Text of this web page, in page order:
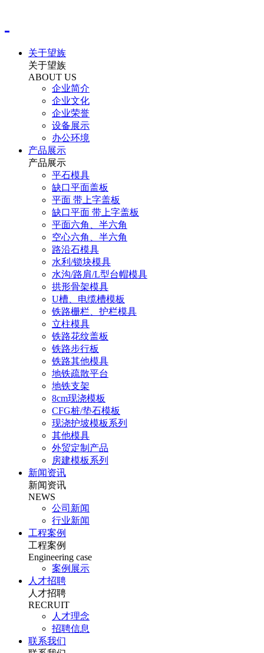
关于望族
关于望族
ABOUT US
企业简介
企业文化
企业荣誉
设备展示
办公环境
产品展示
产品展示
平石模具
缺口平面盖板
平面 带上字盖板
缺口平面 带上字盖板
平面六角、半六角
空心六角、半六角
路沿石模具
水利/锁块模具
水沟/路肩/L型台帽模具
拱形骨架模具
U槽、电缆槽模板
铁路栅栏、护栏模具
立柱模具
铁路花纹盖板
铁路步行板
铁路其他模具
地铁疏散平台
地铁支架
8cm现浇模板
CFG桩/垫石模板
现浇护坡模板系列
其他模具
外贸定制产品
房建模板系列
新闻资讯
新闻资讯
NEWS
公司新闻
行业新闻
工程案例
工程案例
Engineering case
案例展示
人才招聘
人才招聘
RECRUIT
人才理念
招聘信息
联系我们